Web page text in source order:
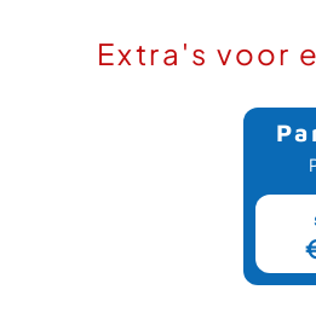
Extra's voor